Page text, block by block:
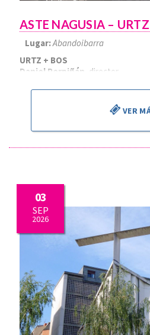
ASTE NAGUSIA –
Lugar:Abandoibarra
URTZ + BOS
Daniel Perpiñán
, director
VER
03
SEP
2026